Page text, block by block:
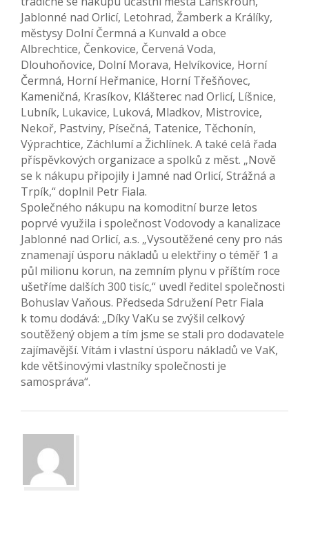
Jablonné nad Orlicí, Letohrad, Žamberk a Králíky,
městysy Dolní Čermná a Kunvald a obce
Albrechtice, Čenkovice, Červená Voda,
Dlouhoňovice, Dolní Morava, Helvíkovice, Horní
Čermná, Horní Heřmanice, Horní Třešňovec,
Kameničná, Krasíkov, Klášterec nad Orlicí, Líšnice,
Lubník, Lukavice, Luková, Mladkov, Mistrovice,
Nekoř, Pastviny, Písečná, Tatenice, Těchonín,
Výprachtice, Záchlumí a Žichlínek. A také celá řada
příspěvkových organizace a spolků z měst. „Nově
se k nákupu připojily i Jamné nad Orlicí, Strážná a
Trpík,“ doplnil Petr Fiala.
Společného nákupu na komoditní burze letos
poprvé využila i společnost Vodovody a kanalizace
Jablonné nad Orlicí, a.s. „Vysoutěžené ceny pro nás
znamenají úsporu nákladů u elektřiny o téměř 1 a
půl milionu korun, na zemním plynu v příštím roce
ušetříme dalších 300 tisíc,“ uvedl ředitel společnosti
Bohuslav Vaňous. Předseda Sdružení Petr Fiala
k tomu dodává: „Díky VaKu se zvýšil celkový
soutěžený objem a tím jsme se stali pro dodavatele
zajímavější. Vítám i vlastní úsporu nákladů ve VaK,
kde většinovými vlastníky společnosti je
samospráva“.